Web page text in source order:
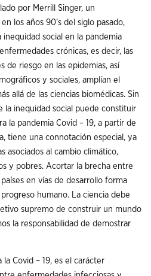
por Merrill Singer, un
los años 90’s del siglo pasado,
social en la pandemia
crónicas, es decir, las
de riesgo en las epidemias, así
y sociales, amplían el
allá de las ciencias biomédicas. Sin
la inequidad social puede constituir
la pandemia Covid – 19, a partir de
tiene una connotación especial, ya
asociados al cambio climático,
y pobres. Acortar la brecha entre
en vías de desarrollo forma
humano. La ciencia debe
supremo de construir un mundo
la responsabilidad de demostrar
Covid – 19, es el carácter